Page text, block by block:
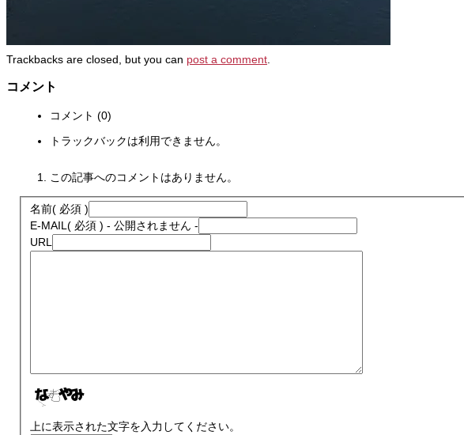
Trackbacks are closed, but you can post a comment
コメント
コメント (0)
トラックバックは利用できません。
この記事へのコメントはありません。
名前( 必須 )
E-MAIL( 必須 ) - 公開されません -
URL
上に表示された文字を入力してください。